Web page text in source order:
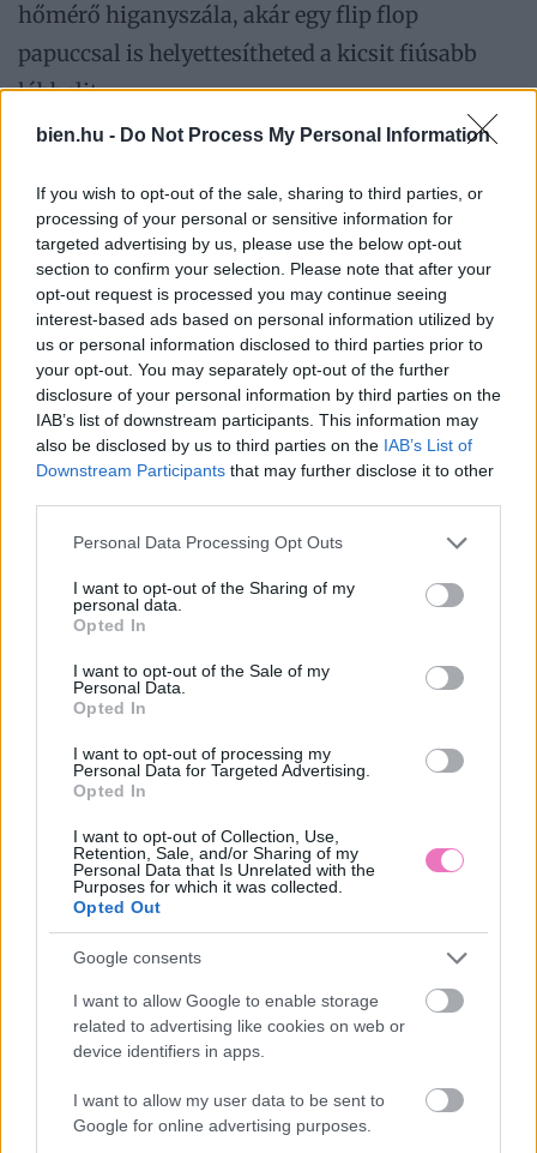
bien.hu - Do Not Process My Personal Information
If you wish to opt-out of the sale, sharing to third parties, or
processing of your personal or sensitive information for
targeted advertising by us, please use the below opt-out
section to confirm your selection. Please note that after your
opt-out request is processed you may continue seeing
interest-based ads based on personal information utilized by
us or personal information disclosed to third parties prior to
your opt-out. You may separately opt-out of the further
disclosure of your personal information by third parties on the
IAB’s list of downstream participants. This information may
also be disclosed by us to third parties on the IAB’s List of
Downstream Participants that may further disclose it to other
Please note that this website/app uses one or more Google
not limited to your visit or usage behaviour. You may click to
grant or deny consent to Google and its third-party tags to
use your data for below specified purposes in below Google
consent section.
Personal Data Processing Opt Outs
I want to opt-out of the Sharing of my
personal data.
Opted In
I want to opt-out of the Sale of my
Personal Data.
Opted In
I want to opt-out of processing my
Personal Data for Targeted Advertising.
Opted In
I want to opt-out of Collection, Use,
Retention, Sale, and/or Sharing of my
Personal Data that Is Unrelated with the
Purposes for which it was collected.
Opted Out
Google consents
I want to allow Google to enable storage
related to advertising like cookies on web or
device identifiers in apps.
I want to allow my user data to be sent to
Google for online advertising purposes.
hőmérő higanyszála, akár egy flip flop
papuccsal is helyettesítheted a kicsit fiúsabb
lábbelit.
« 1/2 »
Ezeket olvassákmost
történetnek két oldala
van, a Netflix idei eddigi
legnézettebb, 104
milliószor megtekintett
sorozata?
fehér pólón? A filléres
A férfi tőled veszi el, ami
neki nincs: legyen az
pénz, önbizalom vagy
10 nyári ombre köröm, ha
imádod a színes